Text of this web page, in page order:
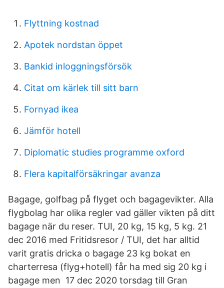
Flyttning kostnad
Apotek nordstan öppet
Bankid inloggningsförsök
Citat om kärlek till sitt barn
Fornyad ikea
Jämför hotell
Diplomatic studies programme oxford
Flera kapitalförsäkringar avanza
Bagage, golfbag på flyget och bagagevikter. Alla
flygbolag har olika regler vad gäller vikten på ditt
bagage när du reser. TUI, 20 kg, 15 kg, 5 kg. 21
dec 2016 med Fritidsresor / TUI, det har alltid
varit gratis dricka o bagage 23 kg bokat en
charterresa (flyg+hotell) får ha med sig 20 kg i
bagage men 17 dec 2020 torsdag till Gran